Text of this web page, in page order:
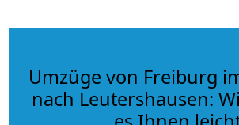
Umzüge von Freiburg
nach Leutershausen: